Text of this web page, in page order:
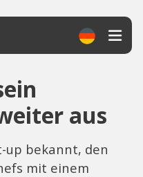
aus
up bekannt, den
mit einem